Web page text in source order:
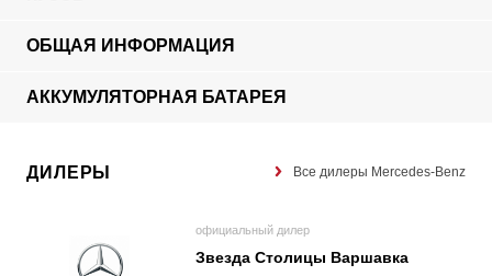
ОБЩАЯ ИНФОРМАЦИЯ
АККУМУЛЯТОРНАЯ БАТАРЕЯ
ДИЛЕРЫ Все дилеры Mercedes-Benz
официальный дилер
Звезда Столицы Варшавка